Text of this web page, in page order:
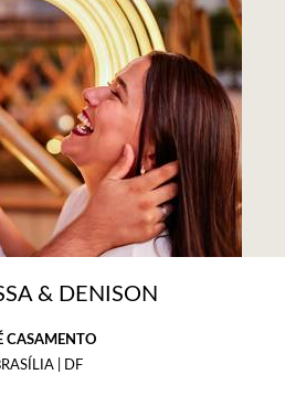
& DENISON
CASAMENTO
| DF